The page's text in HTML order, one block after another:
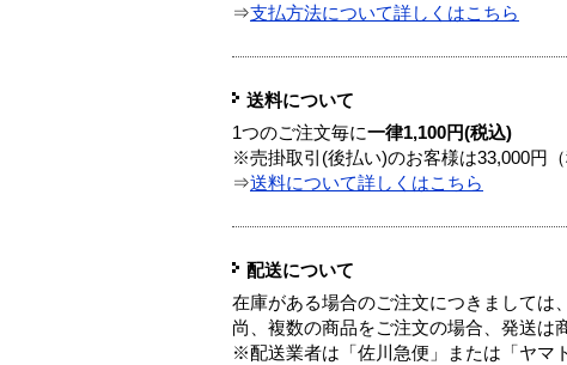
⇒支払方法について詳しくはこちら
送料について
1つのご注文毎に一律1,100円(税込)
※売掛取引(後払い)のお客様は33,000円
⇒送料について詳しくはこちら
配送について
在庫がある場合のご注文につきましては
尚、複数の商品をご注文の場合、発送は
※配送業者は「佐川急便」または「ヤマ